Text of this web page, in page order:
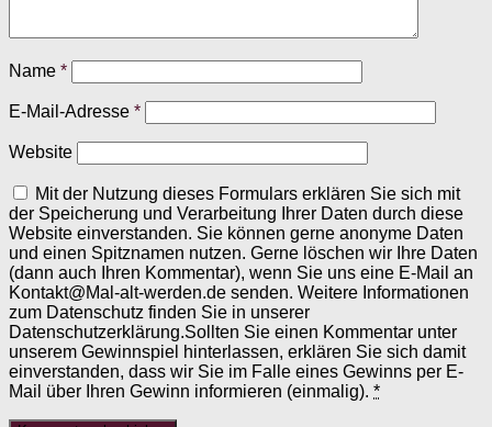
Name *
E-Mail-Adresse *
Website
Mit der Nutzung dieses Formulars erklären Sie sich mit
der Speicherung und Verarbeitung Ihrer Daten durch diese
Website einverstanden. Sie können gerne anonyme Daten
und einen Spitznamen nutzen. Gerne löschen wir Ihre Daten
(dann auch Ihren Kommentar), wenn Sie uns eine E-Mail an
Kontakt@Mal-alt-werden.de senden. Weitere Informationen
zum Datenschutz finden Sie in unserer
Datenschutzerklärung.Sollten Sie einen Kommentar unter
unserem Gewinnspiel hinterlassen, erklären Sie sich damit
einverstanden, dass wir Sie im Falle eines Gewinns per E-
Mail über Ihren Gewinn informieren (einmalig). *